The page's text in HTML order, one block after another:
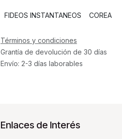
FIDEOS INSTANTANEOS COREA
Términos y condiciones
Grantía de devolución de 30 días
Envío: 2-3 días laborables
Enlaces de Interés